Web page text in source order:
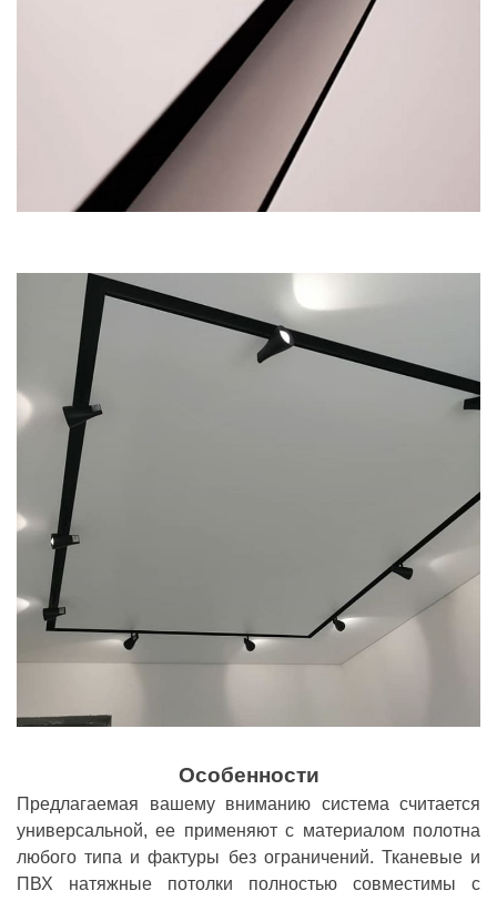
Особенности
Предлагаемая вашему вниманию система считается
универсальной, ее применяют с материалом полотна
любого типа и фактуры без ограничений. Тканевые и
ПВХ натяжные потолки полностью совместимы с